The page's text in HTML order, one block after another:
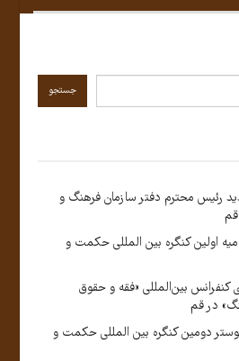
جستجو
رئیس محترم دفتر سازمان فرهنگ و
قم
اولین کنگره بین المللی حکمت و
بین‌المللی «فقه و حقوق
در قم
دومین کنگره بین المللی حکمت و